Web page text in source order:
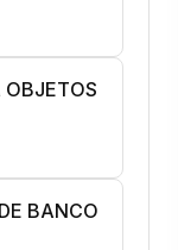
OBJETOS
BANCO